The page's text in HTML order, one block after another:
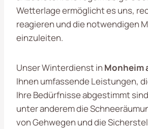
Wetterlage ermöglicht es uns,
reagieren und die notwendigen
einzuleiten.
Unser Winterdienst in Monheim
Ihnen umfassende Leistungen,
Ihre Bedürfnisse abgestimmt
unter anderem die
von Gehwegen und die